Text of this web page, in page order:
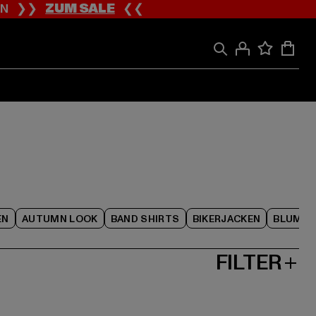
❯❯ZUM SALE❮❮
AUTUMN LOOK BAND SHIRTS BIKERJACKEN
FILTER